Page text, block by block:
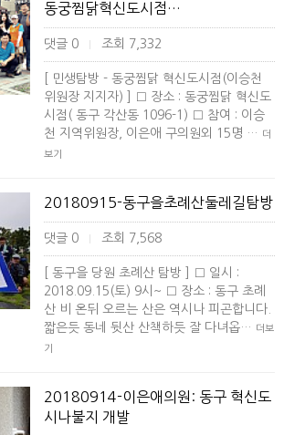
동궁찜닭혁신도시점…
댓글 0 조회 7,332
[ 민생탐방 - 동궁찜닭 혁신도시점(이승천
위원장 지지자) ] □ 장소 : 동궁찜닭 혁신도
시점( 동구 각산동 1096-1) □ 참여 : 이승
천 지역위원장, 이은애 구의원외 15명 …
더
보기
20180915-동구을초례산둘레길탐방
댓글 0 조회 7,568
[ 동구을 당원 초례산 탐방 ] □ 일시 :
2018.09.15(토) 9시~ □ 장소 : 동구 초례
산 비 온뒤 오르는 산은 역시나 피곤합니다.
짧은듯 동네 뒷산 산책하듯 잘 다녀옵…
더보
기
20180914-이은애의원: 동구 혁신도
시나불지 개발